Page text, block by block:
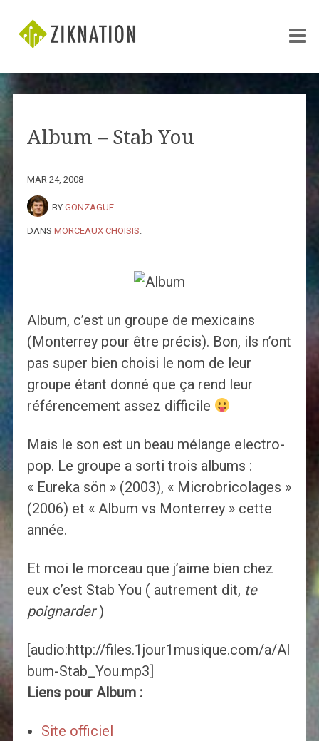
Album – Stab You
MAR 24, 2008
BY GONZAGUE
DANS MORCEAUX CHOISIS
Album, c’est un groupe de mexicains
(Monterrey pour être précis). Bon, ils n’ont
pas super bien choisi le nom de leur
groupe étant donné que ça rend leur
référencement assez difficile
Mais le son est un beau mélange electro-
pop. Le groupe a sorti trois albums :
« Eureka sön » (2003), « Microbricolages »
(2006) et « Album vs Monterrey » cette
année.
Et moi le morceau que j’aime bien chez
eux c’est Stab You ( autrement dit, te
poignarder)
[audio:http://files.1jour1musique.com/a/Al
bum-Stab_You.mp3]
Liens pour Album :
Site officiel